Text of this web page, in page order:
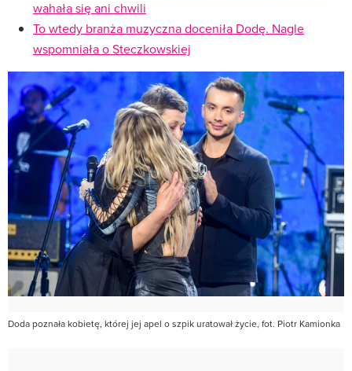
wahała się ani chwili
To wtedy branża muzyczna doceniła Dodę. Nagle
wspomniała o Steczkowskiej
Doda poznała kobietę, której jej apel o szpik uratował życie, fot. Piotr Kamionka